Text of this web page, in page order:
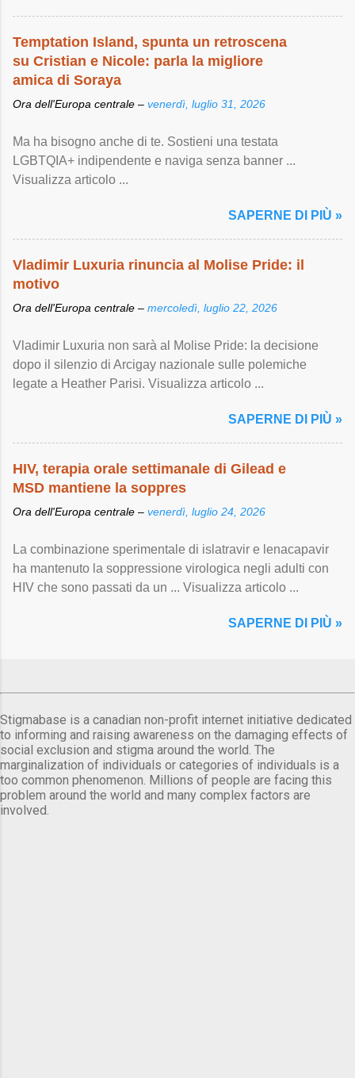
Temptation Island, spunta un retroscena
su Cristian e Nicole: parla la migliore
amica di Soraya
Ora dell'Europa centrale – venerdì, luglio 31, 2026
Ma ha bisogno anche di te. Sostieni una testata
LGBTQIA+ indipendente e naviga senza banner ...
Visualizza articolo ...
SAPERNE DI PIÙ »
Vladimir Luxuria rinuncia al Molise Pride: il
motivo
Ora dell'Europa centrale – mercoledì, luglio 22, 2026
Vladimir Luxuria non sarà al Molise Pride: la decisione
dopo il silenzio di Arcigay nazionale sulle polemiche
legate a Heather Parisi. Visualizza articolo ...
SAPERNE DI PIÙ »
HIV, terapia orale settimanale di Gilead e
MSD mantiene la soppres
Ora dell'Europa centrale – venerdì, luglio 24, 2026
La combinazione sperimentale di islatravir e lenacapavir
ha mantenuto la soppressione virologica negli adulti con
HIV che sono passati da un ... Visualizza articolo ...
SAPERNE DI PIÙ »
Stigmabase is a canadian non-profit internet initiative dedicated
to informing and raising awareness on the damaging effects of
social exclusion and stigma around the world. The
marginalization of individuals or categories of individuals is a
too common phenomenon. Millions of people are facing this
problem around the world and many complex factors are
involved.